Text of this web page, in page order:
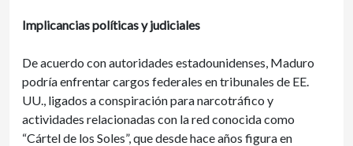
Implicancias políticas y judiciales
De acuerdo con autoridades estadounidenses, Maduro
podría enfrentar cargos federales en tribunales de EE.
UU., ligados a conspiración para narcotráfico y
actividades relacionadas con la red conocida como
“Cártel de los Soles”, que desde hace años figura en